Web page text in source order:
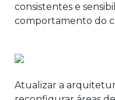
consistentes e
comportamento do
Atualizar a